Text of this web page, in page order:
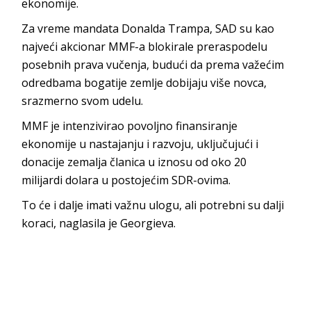
ekonomije.
Za vreme mandata Donalda Trampa, SAD su kao
najveći akcionar MMF-a blokirale preraspodelu
posebnih prava vučenja, budući da prema važećim
odredbama bogatije zemlje dobijaju više novca,
srazmerno svom udelu.
MMF je intenzivirao povoljno finansiranje
ekonomije u nastajanju i razvoju, uključujući i
donacije zemalja članica u iznosu od oko 20
milijardi dolara u postojećim SDR-ovima.
To će i dalje imati važnu ulogu, ali potrebni su dalji
koraci, naglasila je Georgieva.